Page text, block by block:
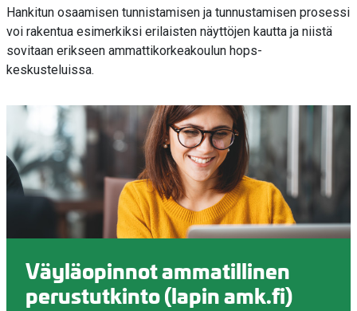
Hankitun osaamisen tunnistamisen ja tunnustamisen prosessi
voi rakentua esimerkiksi erilaisten näyttöjen kautta ja niistä
sovitaan erikseen ammattikorkeakoulun hops-
keskusteluissa.
Väyläopinnot ammatillinen
perustutkinto (lapin amk.fi)